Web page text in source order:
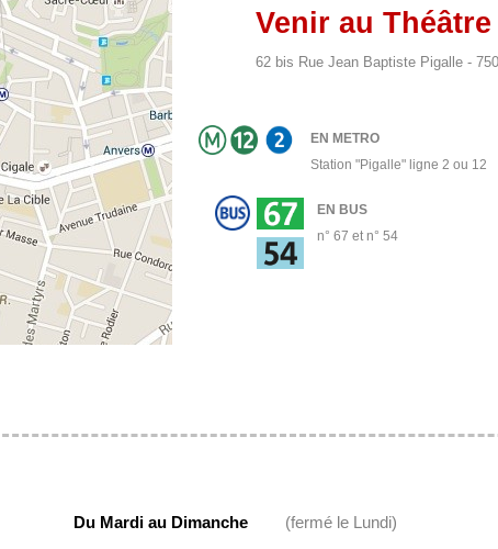
Venir au
62 bis Rue Jean Baptiste Pigalle -
EN METRO
Station "Pigalle" ligne 2 ou 12
EN BUS
n° 67 et n° 54
Du Mardi au Dimanche (fermé le Lundi)